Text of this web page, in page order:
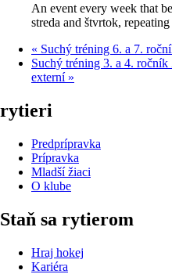
An event every week that
streda and štvrtok,
« Suchý tréning 6. a 7.
Suchý tréning 3. a 4.
externí »
rytieri
Predprípravka
Prípravka
Mladší žiaci
O klube
Staň sa rytierom
Hraj hokej
Kariéra